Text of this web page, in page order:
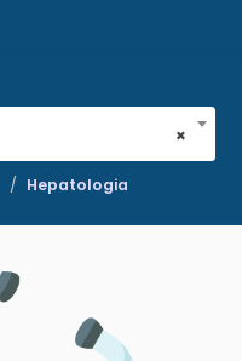
×
Hepatologia